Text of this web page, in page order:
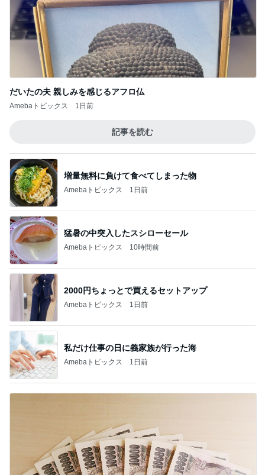
だいたの夫 親しみを感じるアフロ仏
Amebaトピックス 1日前
記事を読む
増量無料に負けて食べてしまった物
Amebaトピックス 1日前
猛暑の中突入したスシローセール
Amebaトピックス 10時間前
2000円ちょっとで買えるセットアップ
Amebaトピックス 1日前
私だけ仕事の日に義家族が行った海
Amebaトピックス 1日前